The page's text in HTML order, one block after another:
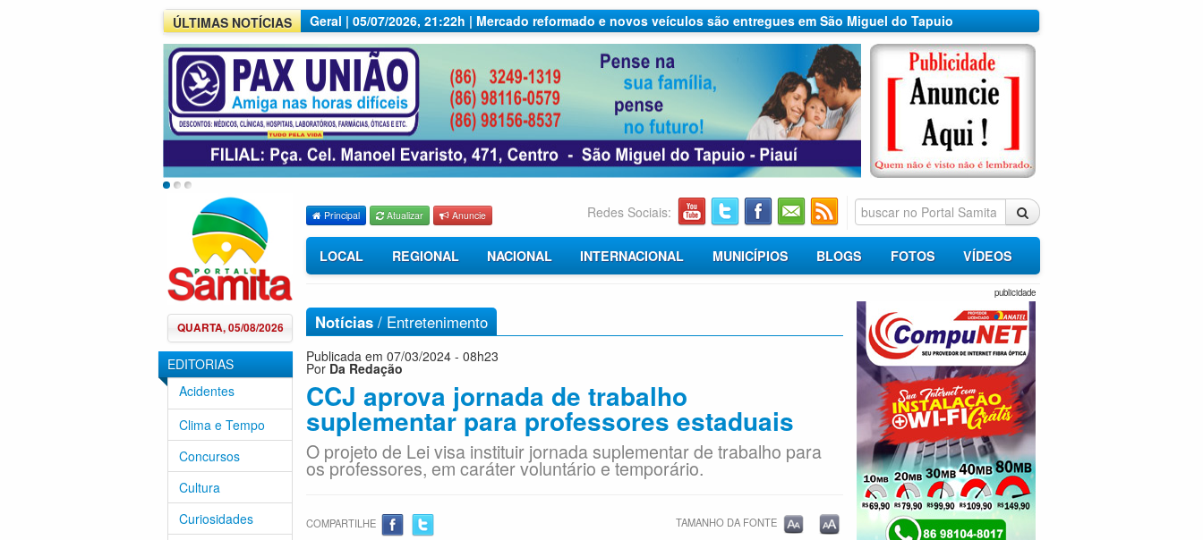
ÚLTIMAS NOTÍCIAS
Geral | 05/07/2026, 21:22h | Mercado reformado e novos veículos são entregues em São Miguel do Tapuio
Principal Atualizar Anuncie Redes Sociais:
QUARTA, 05/08/2026
EDITORIAS
Acidentes
Clima e Tempo
Concursos
Cultura
Curiosidades
LOCAL REGIONAL NACIONAL INTERNACIONAL MUNICÍPIOS BLOGS FOTOS VÍDEOS
Notícias / Entretenimento
Publicada em 07/03/2024 - 08h23
Por Da Redação
CCJ aprova jornada de trabalho
suplementar para professores estaduais
O projeto de Lei visa instituir jornada suplementar de trabalho para
os professores, em caráter voluntário e temporário.
COMPARTILHE TAMANHO DA FONTE
publicidade